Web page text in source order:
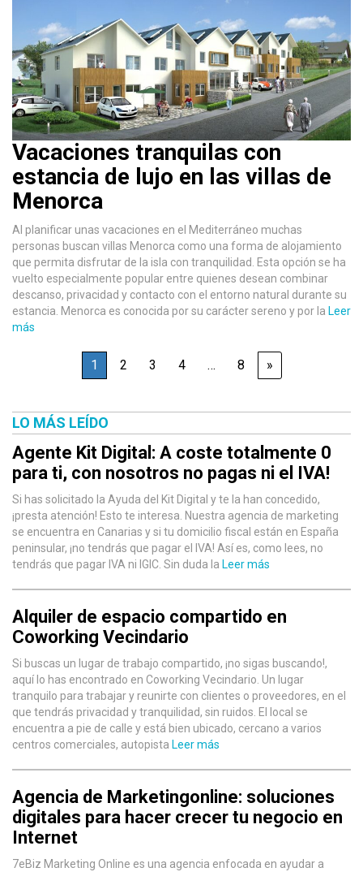
Vacaciones tranquilas con
estancia de lujo en las villas de
Menorca
Al planificar unas vacaciones en el Mediterráneo muchas
personas buscan villas Menorca como una forma de alojamiento
que permita disfrutar de la isla con tranquilidad. Esta opción se ha
vuelto especialmente popular entre quienes desean combinar
descanso, privacidad y contacto con el entorno natural durante su
estancia. Menorca es conocida por su carácter sereno y por la Leer
más
1 2 3 4 … 8 »
LO MÁS LEÍDO
Agente Kit Digital: A coste totalmente 0
para ti, con nosotros no pagas ni el IVA!
Si has solicitado la Ayuda del Kit Digital y te la han concedido,
¡presta atención! Esto te interesa. Nuestra agencia de marketing
se encuentra en Canarias y si tu domicilio fiscal están en España
peninsular, ¡no tendrás que pagar el IVA! Así es, como lees, no
tendrás que pagar IVA ni IGIC. Sin duda la Leer más
Alquiler de espacio compartido en
Coworking Vecindario
Si buscas un lugar de trabajo compartido, ¡no sigas buscando!,
aquí lo has encontrado en Coworking Vecindario. Un lugar
tranquilo para trabajar y reunirte con clientes o proveedores, en el
que tendrás privacidad y tranquilidad, sin ruidos. El local se
encuentra a pie de calle y está bien ubicado, cercano a varios
centros comerciales, autopista Leer más
Agencia de Marketingonline: soluciones
digitales para hacer crecer tu negocio en
Internet
7eBiz Marketing Online es una agencia enfocada en ayudar a